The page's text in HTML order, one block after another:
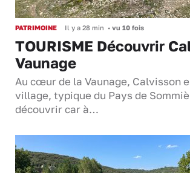
PATRIMOINE Il y a 28 min • vu 10 fois
TOURISME Découvrir
Vaunage
Au cœur de la Vaunage, Calvisson
village, typique du Pays de
découvrir car à…